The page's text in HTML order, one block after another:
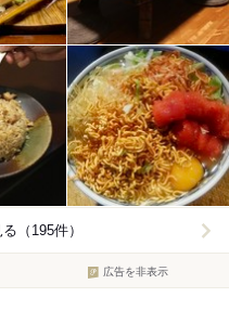
（195件）
広告を非表示